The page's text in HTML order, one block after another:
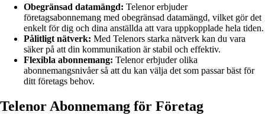
Obegränsad datamängd: Telenor erbjuder
företagsabonnemang med obegränsad datamängd, vilket gör det
enkelt för dig och dina anställda att vara uppkopplade hela tiden.
Pålitligt nätverk: Med Telenors starka nätverk kan du vara
säker på att din kommunikation är stabil och effektiv.
Flexibla abonnemang: Telenor erbjuder olika
abonnemangsnivåer så att du kan välja det som passar bäst för
ditt företags behov.
Telenor Abonnemang för Företag